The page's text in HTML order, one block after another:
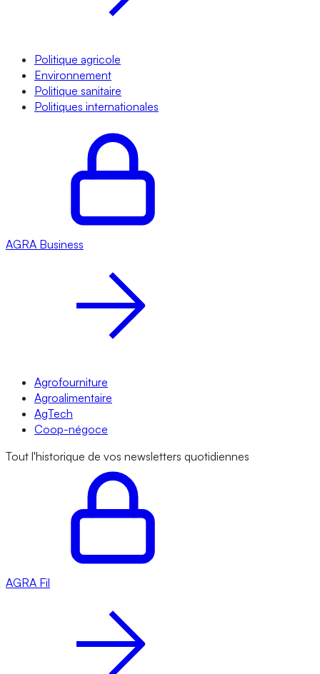
Politique agricole
Environnement
Politique sanitaire
Politiques internationales
AGRA Business
Agrofourniture
Agroalimentaire
AgTech
Coop-négoce
Tout l'historique de vos newsletters quotidiennes
AGRA Fil